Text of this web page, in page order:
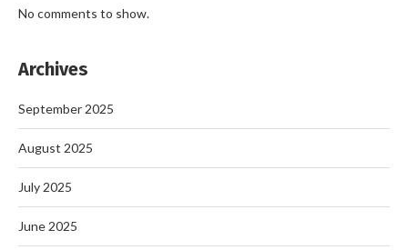
No comments to show.
Archives
September 2025
August 2025
July 2025
June 2025